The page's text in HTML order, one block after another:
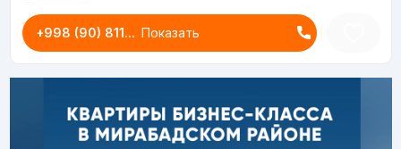
+998 (90) 811... Показать